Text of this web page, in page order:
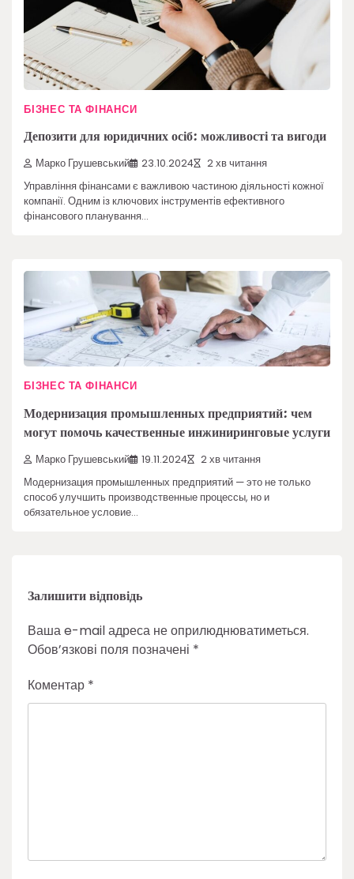
БІЗНЕС ТА ФІНАНСИ
Депозити для юридичних осіб: можливості та вигоди
Марко Грушевський 23.10.2024 2 хв читання
Управління фінансами є важливою частиною діяльності кожної
компанії. Одним із ключових інструментів ефективного
фінансового планування…
БІЗНЕС ТА ФІНАНСИ
Модернизация промышленных предприятий: чем
могут помочь качественные инжиниринговые услуги
Марко Грушевський 19.11.2024 2 хв читання
Модернизация промышленных предприятий — это не только
способ улучшить производственные процессы, но и
обязательное условие…
Залишити відповідь
Ваша e-mail адреса не оприлюднюватиметься.
Обов’язкові поля позначені *
Коментар *